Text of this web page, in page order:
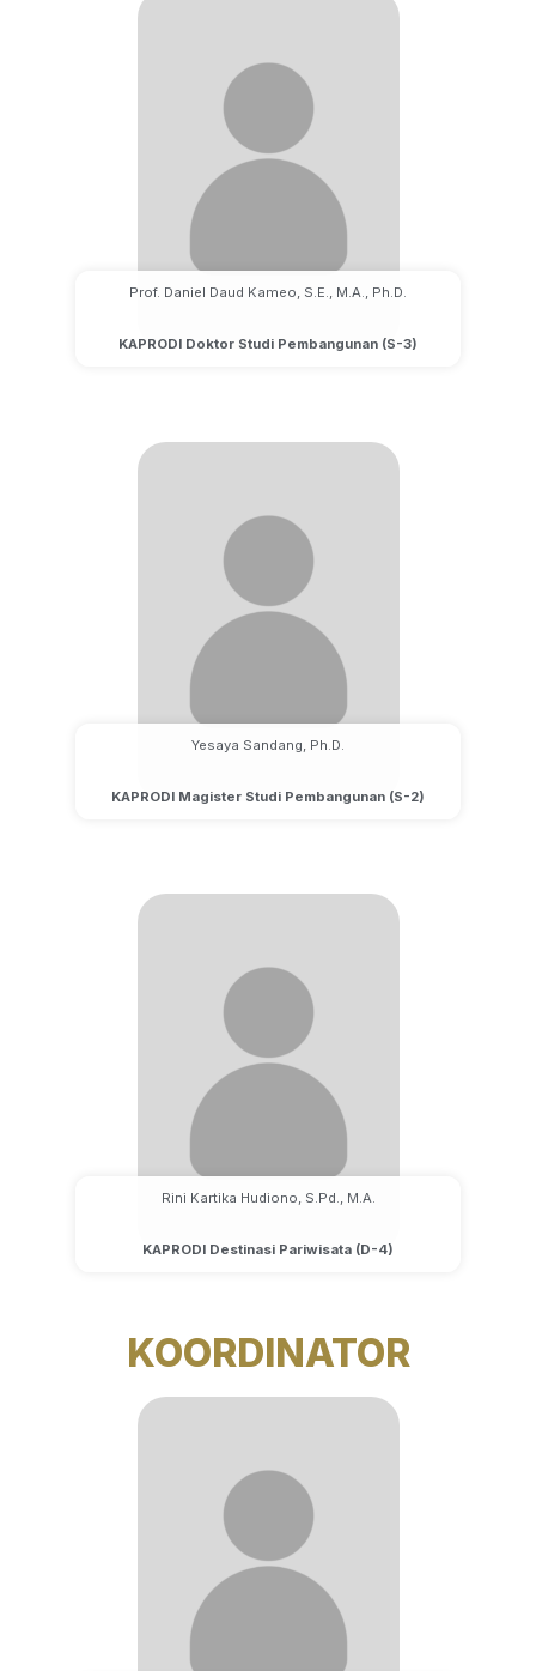
Prof. Daniel Daud Kameo, S.E., M.A., Ph.D.
KAPRODI Doktor Studi Pembangunan (S-3)
Yesaya Sandang, Ph.D.
KAPRODI Magister Studi Pembangunan (S-2)
Rini Kartika Hudiono, S.Pd., M.A.
KAPRODI Destinasi Pariwisata (D-4)
KOORDINATOR